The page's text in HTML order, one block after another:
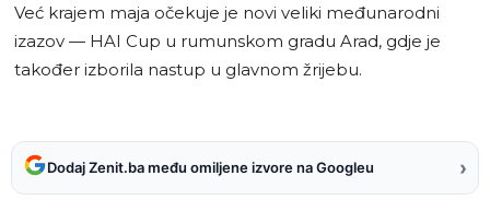
Već krajem maja očekuje je novi veliki međunarodni
izazov — HAI Cup u rumunskom gradu Arad, gdje je
također izborila nastup u glavnom žrijebu.
Dodaj Zenit.ba među omiljene izvore na Googleu ›